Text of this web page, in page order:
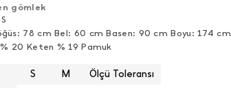
gömlek
78 cm Bel: 60 cm Basen: 90 cm Boyu: 174 cm
20 Keten % 19 Pamuk
S M
Ölçü Toleransı